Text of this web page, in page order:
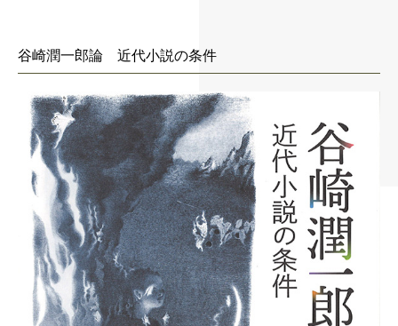
谷崎潤一郎論 近代小説の条件